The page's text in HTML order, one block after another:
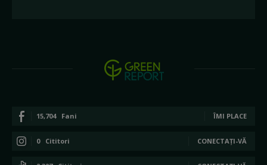
15,704 Fani ÎMI PLACE
0 Cititori CONECTAȚI-VĂ